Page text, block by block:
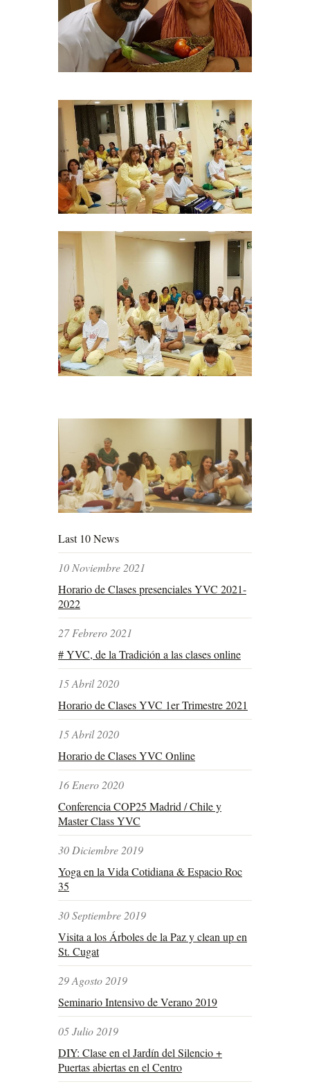
Last 10 News
10 Noviembre 2021
Horario de Clases presenciales YVC 2021-
2022
27 Febrero 2021
# YVC, de la Tradición a las clases online
15 Abril 2020
Horario de Clases YVC 1er Trimestre 2021
15 Abril 2020
Horario de Clases YVC Online
16 Enero 2020
Conferencia COP25 Madrid / Chile y
Master Class YVC
30 Diciembre 2019
Yoga en la Vida Cotidiana & Espacio Roc
35
30 Septiembre 2019
Visita a los Árboles de la Paz y clean up en
St. Cugat
29 Agosto 2019
Seminario Intensivo de Verano 2019
05 Julio 2019
DIY: Clase en el Jardín del Silencio +
Puertas abiertas en el Centro